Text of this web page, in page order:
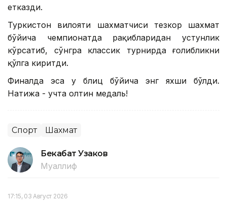
етказди.
Туркистон вилояти шахматчиси тезкор шахмат
бўйича чемпионатда рақибларидан устунлик
кўрсатиб, сўнгра классик турнирда ғолибликни
қўлга киритди.
Финалда эса у блиц бўйича энг яхши бўлди.
Натижа - учта олтин медаль!
Спорт Шахмат
Бекабат Узаков
Муаллиф
17:15, 03 Август 2026